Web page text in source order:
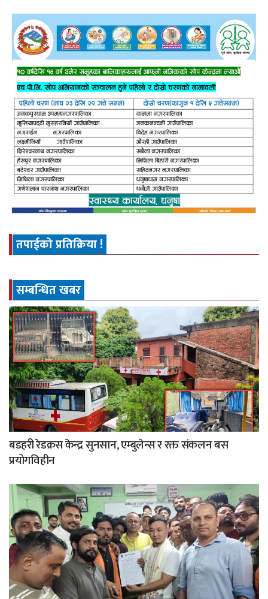
तपाईको प्रतिक्रिया !
सम्बन्धित खबर
बडहरी रेडक्रस केन्द्र सुनसान, एम्बुलेन्स र रक्त संकलन बस
प्रयोगविहीन